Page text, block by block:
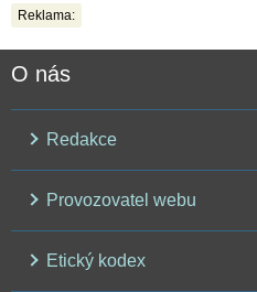
Reklama:
O nás
Redakce
Provozovatel webu
Etický kodex